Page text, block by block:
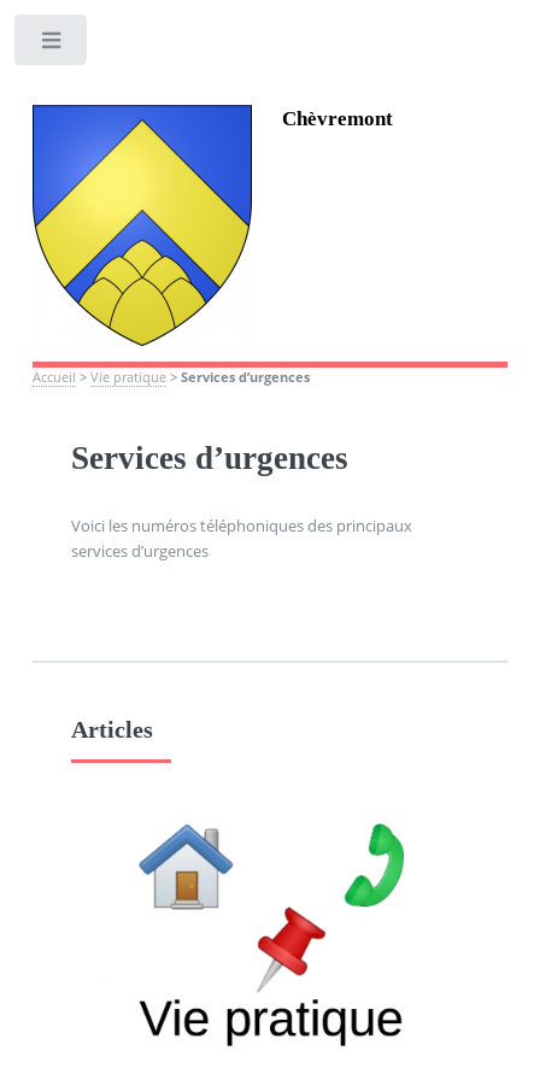
Chèvremont
Accueil > Vie pratique> Services d’urgences
Services d’urgences
Voici les numéros téléphoniques des principaux
services d’urgences
Articles